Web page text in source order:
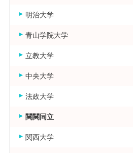
明治大学
青山学院大学
立教大学
中央大学
法政大学
関関同立
関西大学